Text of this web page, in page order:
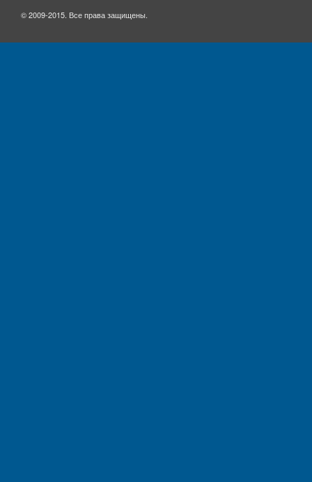
© 2009-2015. Все права защищены.